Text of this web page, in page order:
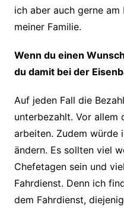
ich aber auch gerne
meiner Familie.
Wenn du einen
du damit bei der
Auf jeden Fall die
unterbezahlt. Vor allem
arbeiten. Zudem würde
ändern. Es sollten viel
Chefetagen sein und
Fahrdienst. Denn ich
dem Fahrdienst,